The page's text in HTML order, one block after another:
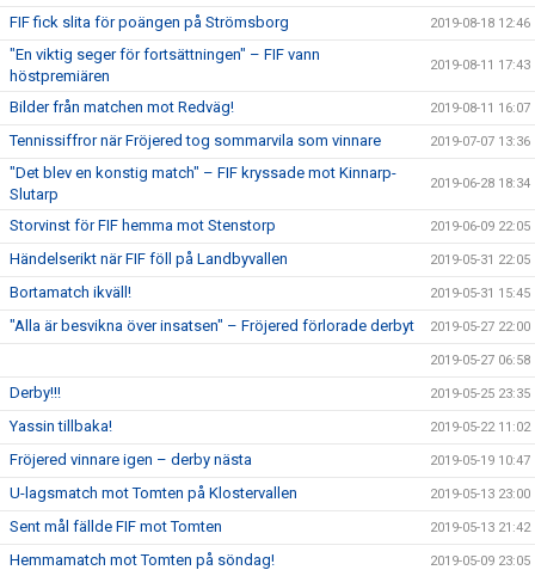
FIF fick slita för poängen på Strömsborg 2019-08-18 12:46
"En viktig seger för fortsättningen" – FIF vann
höstpremiären
2019-08-11 17:43
Bilder från matchen mot Redväg! 2019-08-11 16:07
Tennissiffror när Fröjered tog sommarvila som vinnare 2019-07-07 13:36
"Det blev en konstig match" – FIF kryssade mot Kinnarp-
Slutarp
2019-06-28 18:34
Storvinst för FIF hemma mot Stenstorp 2019-06-09 22:05
Händelserikt när FIF föll på Landbyvallen 2019-05-31 22:05
Bortamatch ikväll! 2019-05-31 15:45
"Alla är besvikna över insatsen" – Fröjered förlorade derbyt 2019-05-27 22:00
2019-05-27 06:58
Derby!!! 2019-05-25 23:35
Yassin tillbaka! 2019-05-22 11:02
Fröjered vinnare igen – derby nästa 2019-05-19 10:47
U-lagsmatch mot Tomten på Klostervallen 2019-05-13 23:00
Sent mål fällde FIF mot Tomten 2019-05-13 21:42
Hemmamatch mot Tomten på söndag! 2019-05-09 23:05